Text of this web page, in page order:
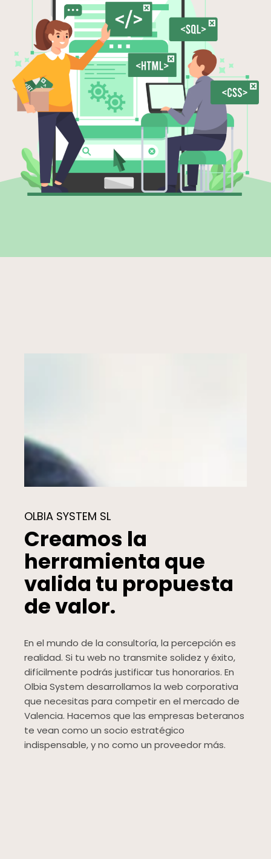
OLBIA SYSTEM SL
Creamos la
herramienta que
valida tu propuesta
de valor.
En el mundo de la consultoría, la percepción es
realidad. Si tu web no transmite solidez y éxito,
difícilmente podrás justificar tus honorarios. En
Olbia System desarrollamos la web corporativa
que necesitas para competir en el mercado de
Valencia. Hacemos que las empresas beteranos
te vean como un socio estratégico
indispensable, y no como un proveedor más.